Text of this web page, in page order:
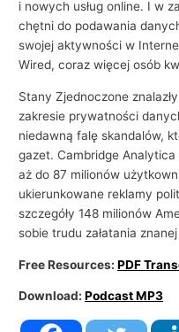
i nowych usług online. I w
chętni do podawania
swojej aktywności w
Wired, coraz więcej osób
Stany Zjednoczone
zakresie prywatności
niedawną falę skandalów,
gazet. Cambridge Analytica
aż do 87 milionów
ukierunkowane reklamy
szczegóły 148 milionów
sobie trudu załatania
Free Resources:PDF
Download:Podcast MP3
n
e
s
e